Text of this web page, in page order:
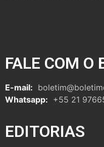
FALE COM O
E-mail:
Whatsapp: +55 21
EDITORIAS